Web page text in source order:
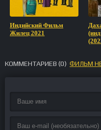
Индийский Фильм
Жилец 2021
КОММЕНТАРИЕВ (0) ФИЛЬМ